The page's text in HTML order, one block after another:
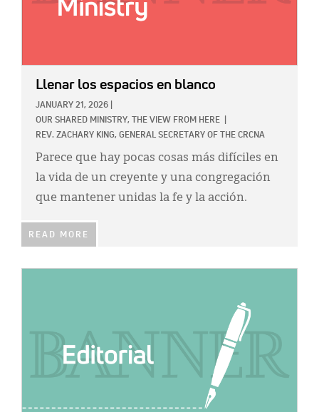
Llenar los espacios en blanco
JANUARY 21, 2026
OUR SHARED MINISTRY,
THE VIEW FROM HERE
REV. ZACHARY KING, GENERAL SECRETARY OF THE CRCNA
Parece que hay pocas cosas más difíciles en
la vida de un creyente y una congregación
que mantener unidas la fe y la acción.
READ MORE